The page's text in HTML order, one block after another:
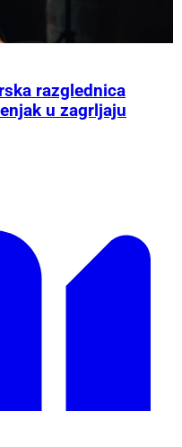
razglednica
u zagrljaju